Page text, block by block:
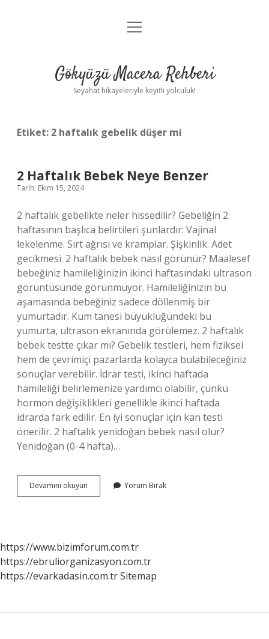
Anasayfa
Yasal Uyarı
menüyü
Gökyüzü Macera Rehberi
Seyahat hikayeleriyle keyifli yolculuk!
Etiket: 2 haftalık gebelik düşer mi
2 Haftalık Bebek Neye Benzer
Tarih: Ekim 15, 2024
2 haftalık gebelikte neler hissedilir? Gebeliğin 2.
haftasının başlıca belirtileri şunlardır: Vajinal
lekelenme. Sırt ağrısı ve kramplar. Şişkinlik. Adet
gecikmesi. 2 haftalık bebek nasıl görünür? Maalesef
bebeğiniz hamileliğinizin ikinci haftasındaki ultrason
görüntüsünde görünmüyor. Hamileliğinizin bu
aşamasında bebeğiniz sadece döllenmiş bir
yumurtadır. Kum tanesi büyüklüğündeki bu
yumurta, ultrason ekranında görülemez. 2 haftalık
bebek testte çıkar mı? Gebelik testleri, hem fiziksel
hem de çevrimiçi pazarlarda kolayca bulabileceğiniz
sonuçlar verebilir. İdrar testi, ikinci haftada
hamileliği belirlemenize yardımcı olabilir, çünkü
hormon değişiklikleri genellikle ikinci haftada
idrarda fark edilir. En iyi sonuçlar için kan testi
önerilir. 2 haftalık yenidoğan bebek nasıl olur?
Yenidoğan (0-4 hafta)…
Devamını okuyun
Haftalık
Yorum Bırak
https://www.bizimforum.com.tr
https://ebruliorganizasyon.com.tr
https://evarkadasin.com.trSitemap